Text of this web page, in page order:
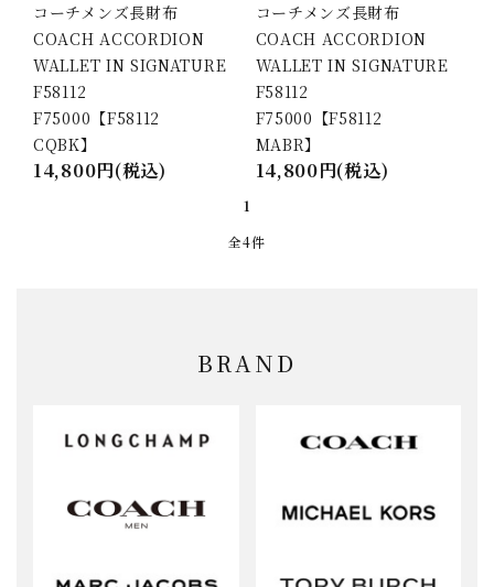
meeting_room ログイン person 新規会員登録
コーチメンズ長財布
COACH ACCORDION
WALLET IN SIGNATURE
F58112
F75000【F58112
CQBK】
14,800円(税込)
コーチメンズ長財布
COACH ACCORDION
WALLET IN SIGNATURE
F58112
F75000【F58112
MABR】
14,800円(税込)
1
全4件
BRAND